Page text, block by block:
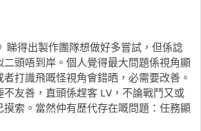
睇得出製作團隊想做好多嘗試，但係諗
頭唔到岸。個人覺得最大問題係視角顯
打識飛嘅怪視角會錯晒，必需要改善。
友善，直頭係趕客 LV，不論戰鬥又或
索。當然仲有歷代存在嘅問題：任務顯